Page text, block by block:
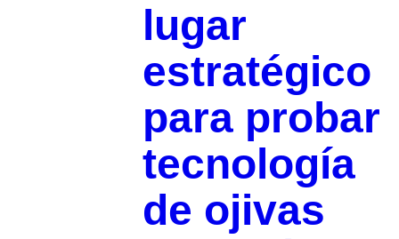
lugar
estratégico
para probar
tecnología
de ojivas